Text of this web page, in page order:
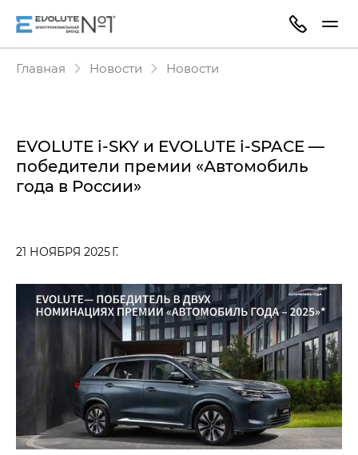
Главная Новости Новости
EVOLUTE i‑SKY и EVOLUTE i‑SPACE —
победители премии «Автомобиль
года в России»
21 НОЯБРЯ 2025 Г.